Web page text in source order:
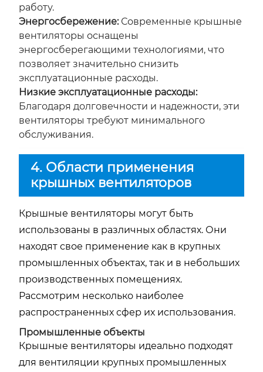
работу.
Энергосбережение:Современные крышные
вентиляторы оснащены
энергосберегающими технологиями, что
позволяет значительно снизить
эксплуатационные расходы.
Низкие эксплуатационные расходы:
Благодаря долговечности и надежности, эти
вентиляторы требуют минимального
обслуживания.
4. Области применения
крышных вентиляторов
Крышные вентиляторы могут быть
использованы в различных областях. Они
находят свое применение как в крупных
промышленных объектах, так и в небольших
производственных помещениях.
Рассмотрим несколько наиболее
распространенных сфер их использования.
Промышленные объекты
Крышные вентиляторы идеально подходят
для вентиляции крупных промышленных